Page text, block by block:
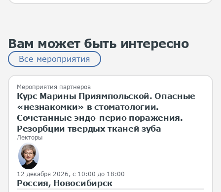
Вам может быть интересно
Все мероприятия
Мероприятия партнеров
Курс Марины Приямпольской. Опасные
«незнакомки» в стоматологии.
Сочетанные эндо-перио поражения.
Резорбции твердых тканей зуба
Лекторы
12 декабря 2026, с 10:00 до 18:00
Россия, Новосибирск